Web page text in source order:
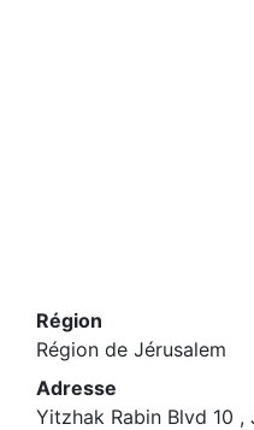
Région
Région de Jérusalem
Adresse
Yitzhak Rabin Blvd 10 ,